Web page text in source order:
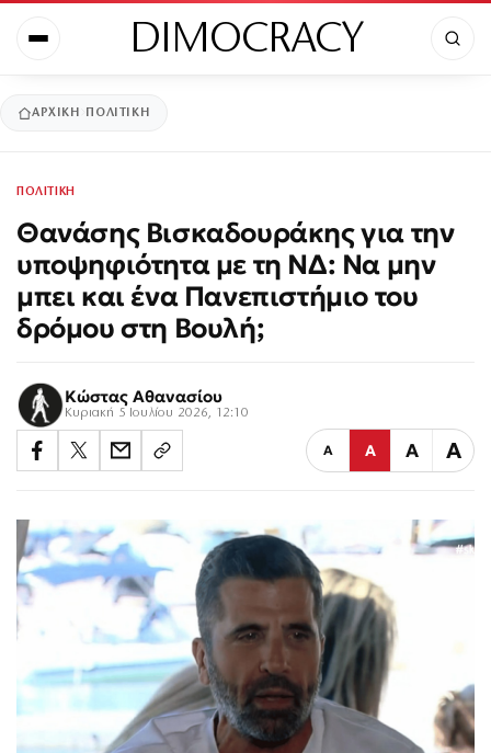
DIMOCRACY
ΑΡΧΙΚΉ ΠΟΛΙΤΙΚΗ
ΠΟΛΙΤΙΚΗ
Θανάσης Βισκαδουράκης για την
υποψηφιότητα με τη ΝΔ: Να μην
μπει και ένα Πανεπιστήμιο του
δρόμου στη Βουλή;
Κώστας Αθανασίου
Κυριακή 5 Ιουλίου 2026, 12:10
Α Α Α Α